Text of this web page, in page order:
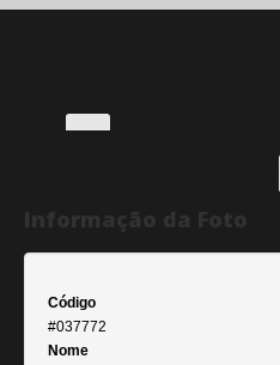
Código
#037772
Nome